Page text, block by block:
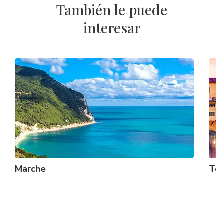
También le puede
interesar
Marche